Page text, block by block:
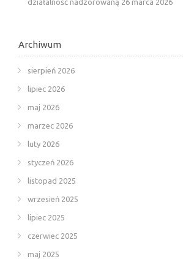
Archiwum
sierpień 2026
lipiec 2026
maj 2026
marzec 2026
luty 2026
styczeń 2026
listopad 2025
wrzesień 2025
lipiec 2025
czerwiec 2025
maj 2025